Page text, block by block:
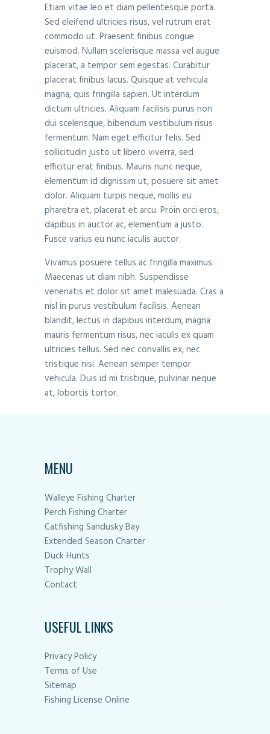
Etiam vitae leo et diam pellentesque porta.
Sed eleifend ultricies risus, vel rutrum erat
commodo ut. Praesent finibus congue
euismod. Nullam scelerisque massa vel augue
placerat, a tempor sem egestas. Curabitur
placerat finibus lacus. Quisque at vehicula
magna, quis fringilla sapien. Ut interdum
dictum ultricies. Aliquam facilisis purus non
dui scelerisque, bibendum vestibulum risus
fermentum. Nam eget efficitur felis. Sed
sollicitudin justo ut libero viverra, sed
efficitur erat finibus. Mauris nunc neque,
elementum id dignissim ut, posuere sit amet
dolor. Aliquam turpis neque, mollis eu
pharetra et, placerat et arcu. Proin orci eros,
dapibus in auctor ac, elementum a justo.
Fusce varius eu nunc iaculis auctor.
Vivamus posuere tellus ac fringilla maximus.
Maecenas ut diam nibh. Suspendisse
venenatis et dolor sit amet malesuada. Cras a
nisl in purus vestibulum facilisis. Aenean
blandit, lectus in dapibus interdum, magna
mauris fermentum risus, nec iaculis ex quam
ultricies tellus. Sed nec convallis ex, nec
tristique nisi. Aenean semper tempor
vehicula. Duis id mi tristique, pulvinar neque
at, lobortis tortor.
MENU
Walleye Fishing Charter
Perch Fishing Charter
Catfishing Sandusky Bay
Extended Season Charter
Duck Hunts
Trophy Wall
Contact
USEFUL LINKS
Privacy Policy
Terms of Use
Sitemap
Fishing License Online